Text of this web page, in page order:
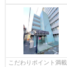
こだわりポイント満